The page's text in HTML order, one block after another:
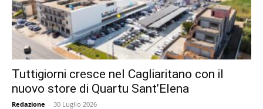
Tuttigiorni cresce nel Cagliaritano con il
nuovo store di Quartu Sant’Elena
Redazione - 30 Luglio 2026